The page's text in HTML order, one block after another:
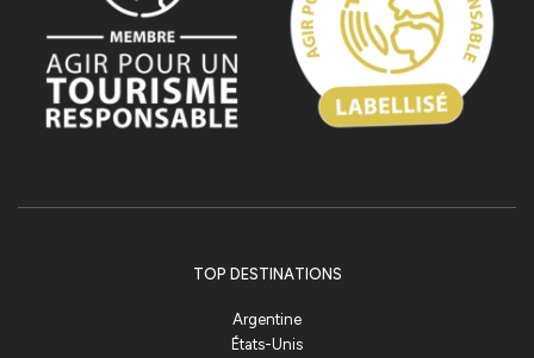
TOP DESTINATIONS
Argentine
États-Unis